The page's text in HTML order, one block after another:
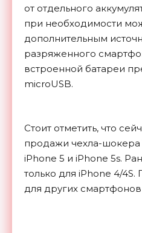
от отдельного
при необходимости
дополнительным
разряженного
встроенной батареи
microUSB.
Стоит отметить, что
продажи чехла-шокера
iPhone 5 и iPhone 5s.
только для iPhone 4/4S.
для других